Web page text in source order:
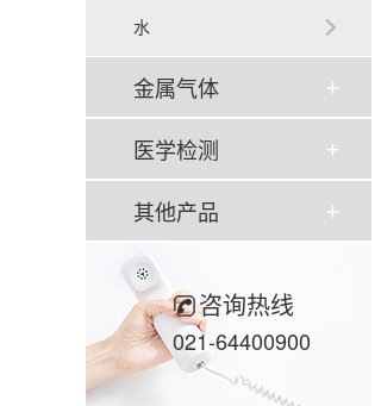
水
金属气体
医学检测
其他产品
咨询热线
021-64400900